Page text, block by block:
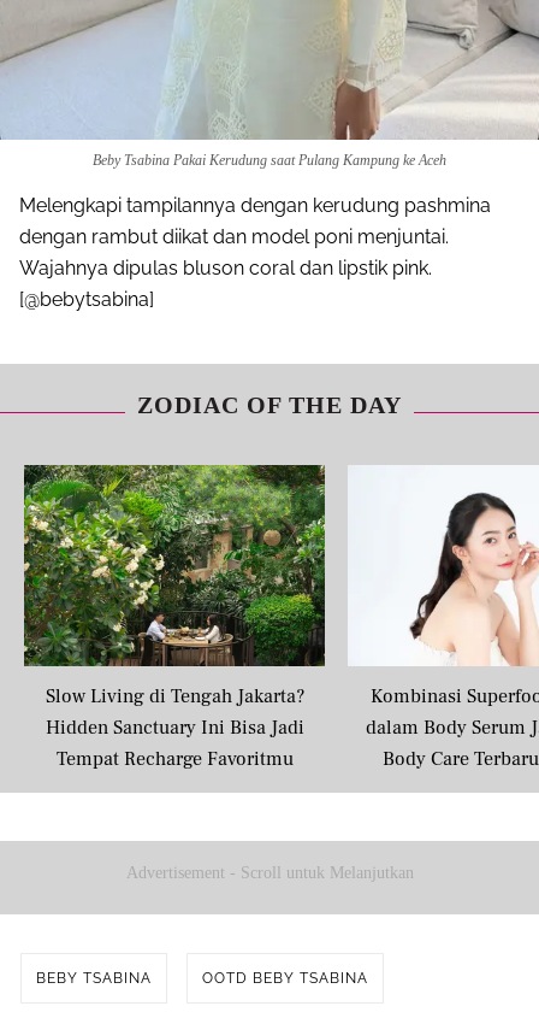
Beby Tsabina Pakai Kerudung saat Pulang Kampung ke Aceh
Melengkapi tampilannya dengan kerudung pashmina
dengan rambut diikat dan model poni menjuntai.
Wajahnya dipulas bluson coral dan lipstik pink.
[@bebytsabina]
ZODIAC OF THE DAY
Slow Living di Tengah Jakarta?
Hidden Sanctuary Ini Bisa Jadi
Tempat Recharge Favoritmu
Kombinasi
dalam Body Serum
Body Care
Masyarakat
Advertisement - Scroll untuk Melanjutkan
BEBY TSABINA OOTD BEBY TSABINA